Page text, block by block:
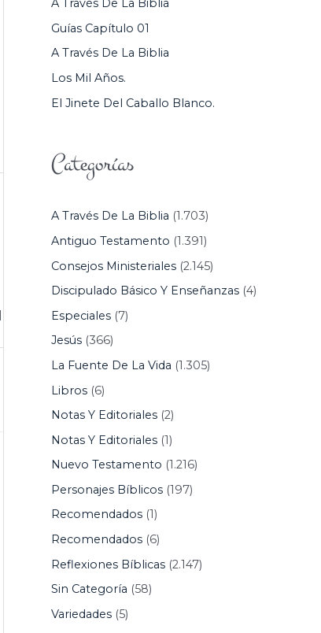
R
:
A Través De La Biblia
Guías Capítulo 01
A Través De La Biblia
Los Mil Años.
El Jinete Del Caballo Blanco.
Categorías
A Través De La Biblia (1.703)
Antiguo Testamento (1.391)
Consejos Ministeriales(2.145)
Discipulado Básico Y Enseñanzas(4)
Especiales(7)
Jesús(366)
La Fuente De La Vida (1.305)
Libros(6)
Notas Y Editoriales(2)
Notas Y Editoriales(1)
Nuevo Testamento (1.216)
Personajes Bíblicos(197)
Recomendados(1)
Recomendados(6)
Reflexiones Bíblicas(2.147)
Sin Categoría (58)
Variedades(5)